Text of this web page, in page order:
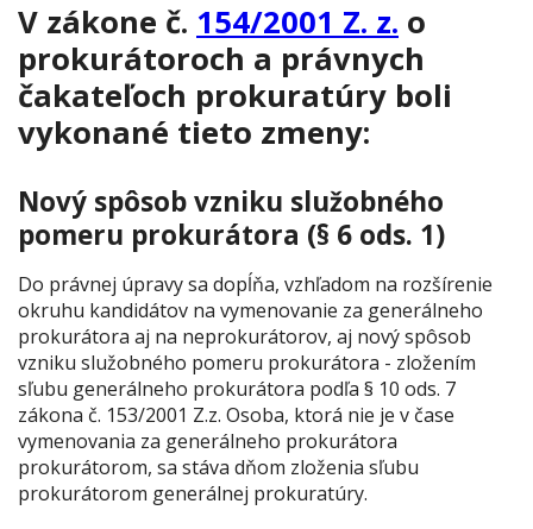
V zákone č. 154/2001 Z. z. o
prokurátoroch a právnych
čakateľoch prokuratúry boli
vykonané tieto zmeny:
Nový spôsob vzniku služobného
pomeru prokurátora (§ 6 ods. 1)
Do právnej úpravy sa dopĺňa, vzhľadom na rozšírenie
okruhu kandidátov na vymenovanie za generálneho
prokurátora aj na neprokurátorov, aj nový spôsob
vzniku služobného pomeru prokurátora - zložením
sľubu generálneho prokurátora podľa § 10 ods. 7
zákona č. 153/2001 Z.z. Osoba, ktorá nie je v čase
vymenovania za generálneho prokurátora
prokurátorom, sa stáva dňom zloženia sľubu
prokurátorom generálnej prokuratúry.